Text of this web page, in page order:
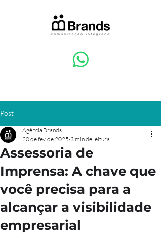
Post
Assessoria de
Imprensa: A chave que
você precisa para a
alcançar a visibilidade
empresarial
Agência Brands
20 de fev. de 2025 3 min de leitura